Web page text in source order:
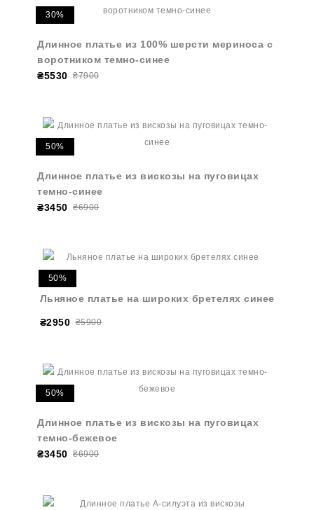
30%
Длинное платье из 100% шерсти мериноса с
воротником темно-синее
₴5530 ₴7900
50%
Длинное платье из вискозы на пуговицах
темно-синее
₴3450 ₴6900
50%
Льняное платье на широких бретелях синее
₴2950 ₴5900
50%
Длинное платье из вискозы на пуговицах
темно-бежевое
₴3450 ₴6900